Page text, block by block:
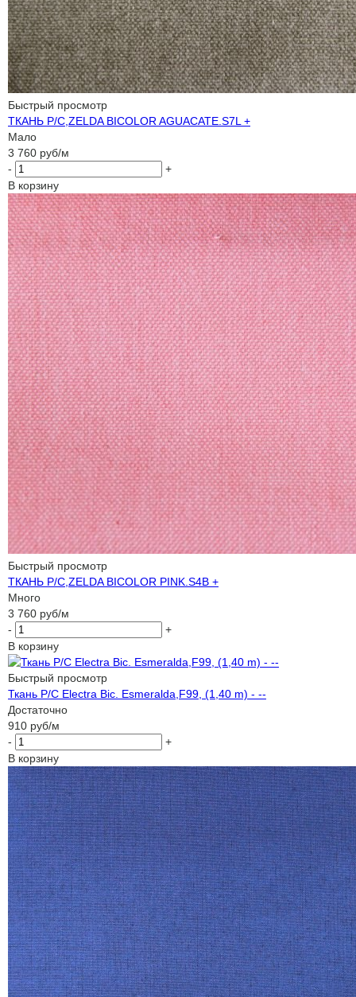
Быстрый просмотр
ТКАНЬ P/C,ZELDA BICOLOR AGUACATE.S7L +
Мало
3 760 руб/м
-
+
В корзину
Быстрый просмотр
ТКАНЬ P/C,ZELDA BICOLOR PINK.S4B +
Много
3 760 руб/м
-
+
В корзину
Быстрый просмотр
Ткань P/C Electra Bic. Esmeralda,F99, (1,40 m) - --
Достаточно
910 руб/м
-
+
В корзину